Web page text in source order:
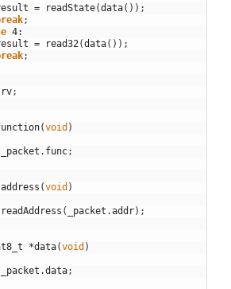
= readState(data( ) ) ;
;
4:
= read32(data( ) ) ;
;
rv;
(void )
_packet . func;
address (void )
readAddress ( _packet .addr) ;
*data(void )
_packet .data;